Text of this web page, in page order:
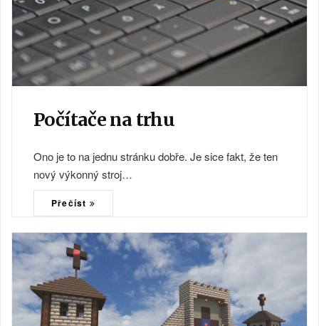
Počítače na trhu
Ono je to na jednu stránku dobře. Je sice fakt, že ten
nový výkonný stroj…
Přečíst